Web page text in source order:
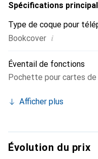
Spécifications
Type de coque pour
Bookcover i
Éventail de fonctions
Pochette pour cartes
Afficher plus
Évolution du prix